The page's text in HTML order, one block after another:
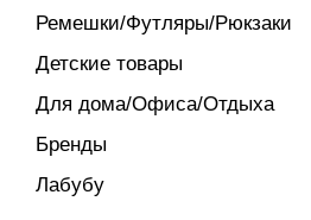
Ремешки/Футляры/Рюкзаки
Детские товары
Для дома/Офиса/Отдыха
Бренды
Лабубу